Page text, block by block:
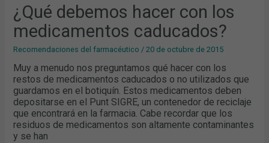
¿Qué debemos hacer con los
medicamentos caducados?
Recomendaciones del farmacéutico /20 de octubre de 2015
Muy a menudo nos preguntamos qué hacer con los
restos de medicamentos caducados o no utilizados que
guardamos en el botiquín. Estos medicamentos deben
depositarse en el Punt SIGRE, un contenedor de reciclaje
que encontrará en la farmacia. Cabe recordar que los
residuos de medicamentos son altamente contaminantes
y se han